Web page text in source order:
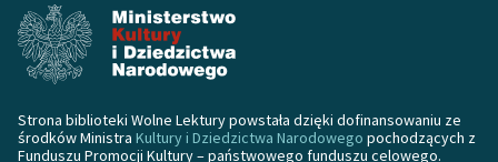
Dane fundacji i
sprawozdania finansowe
Regulamin darowizn
Informacja o treściach
wrażliwych
Strona biblioteki Wolne Lektury powstała dzięki dofinansowaniu ze
środków Ministra Kultury i Dziedzictwa Narodowego pochodzących z
Funduszu Promocji Kultury – państwowego funduszu celowego.